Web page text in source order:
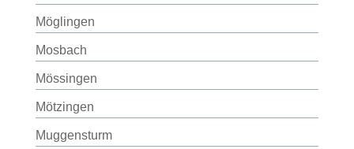
Möglingen
Mosbach
Mössingen
Mötzingen
Muggensturm